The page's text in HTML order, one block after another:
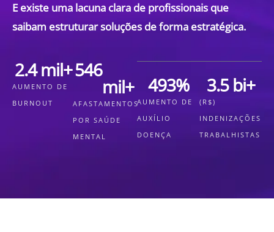
E existe uma lacuna clara de profissionais que
saibam estruturar soluções de forma estratégica.
AUMENTO DE
BURNOUT
2.4 mil+
AFASTAMENTOS
POR SAÚDE
MENTAL
546
mil+
AUMENTO DE
AUXÍLIO
DOENÇA
493%
(R$)
INDENIZAÇÕES
TRABALHISTAS
3.5 bi+